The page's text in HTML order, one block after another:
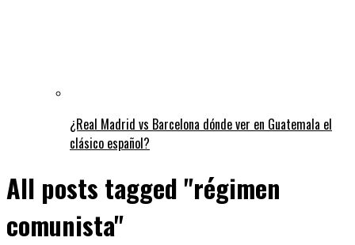
¿Real Madrid vs Barcelona dónde ver en Guatemala el
clásico español?
All posts tagged "régimen
comunista"